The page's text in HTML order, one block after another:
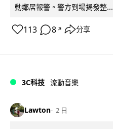
動鄰居報警。警方到場揭發整...
113 8 ↗ 分享
3C科技 流動音樂
Lawton 2 日